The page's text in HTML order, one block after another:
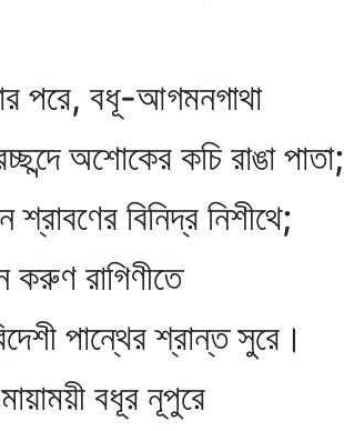
বধূ-আগমনগাথা
কচি রাঙা পাতা;
বিনিদ্র নিশীথে;
শ্রান্ত সুরে।
বধূর নূপুরে